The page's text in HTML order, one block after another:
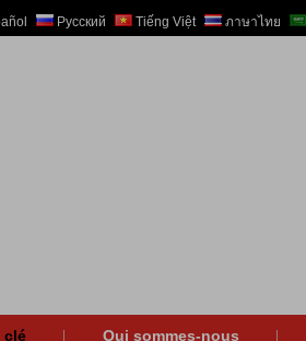
Русский Tiếng Việt ภาษาไทย
clé Qui sommes-nous